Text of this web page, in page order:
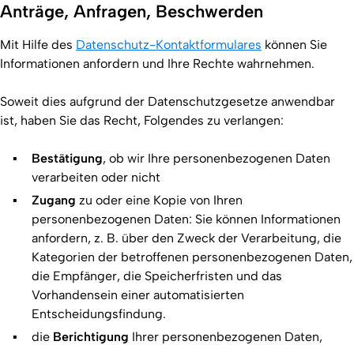
Anträge, Anfragen, Beschwerden
Mit Hilfe des Datenschutz-Kontaktformulares können Sie
Informationen anfordern und Ihre Rechte wahrnehmen.
Soweit dies aufgrund der Datenschutzgesetze anwendbar
ist, haben Sie das Recht, Folgendes zu verlangen:
Bestätigung, ob wir Ihre personenbezogenen Daten
verarbeiten oder nicht
Zugang zu oder eine Kopie von Ihren
personenbezogenen Daten: Sie können Informationen
anfordern, z. B. über den Zweck der Verarbeitung, die
Kategorien der betroffenen personenbezogenen Daten,
die Empfänger, die Speicherfristen und das
Vorhandensein einer automatisierten
Entscheidungsfindung.
die Berichtigung Ihrer personenbezogenen Daten,